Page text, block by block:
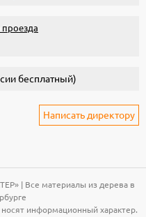
проезда
бесплатный)
Написать директору
| Все материалы из дерева в
информационный характер.